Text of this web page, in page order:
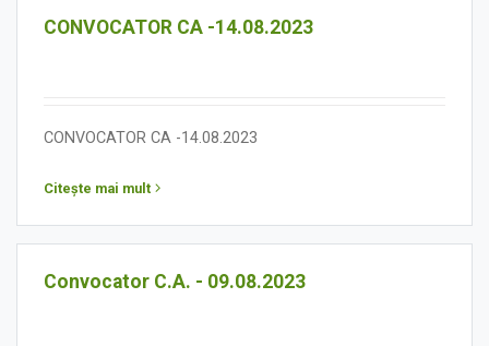
CONVOCATOR CA -14.08.2023
CONVOCATOR CA -14.08.2023
Citește mai mult
Convocator C.A. - 09.08.2023